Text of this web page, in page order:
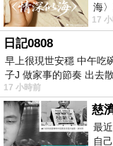
海
心
17
日記0808
早上很現世安穩 中午吃
子J 做家事的節奏 出去
17 小時前
慈
最
自